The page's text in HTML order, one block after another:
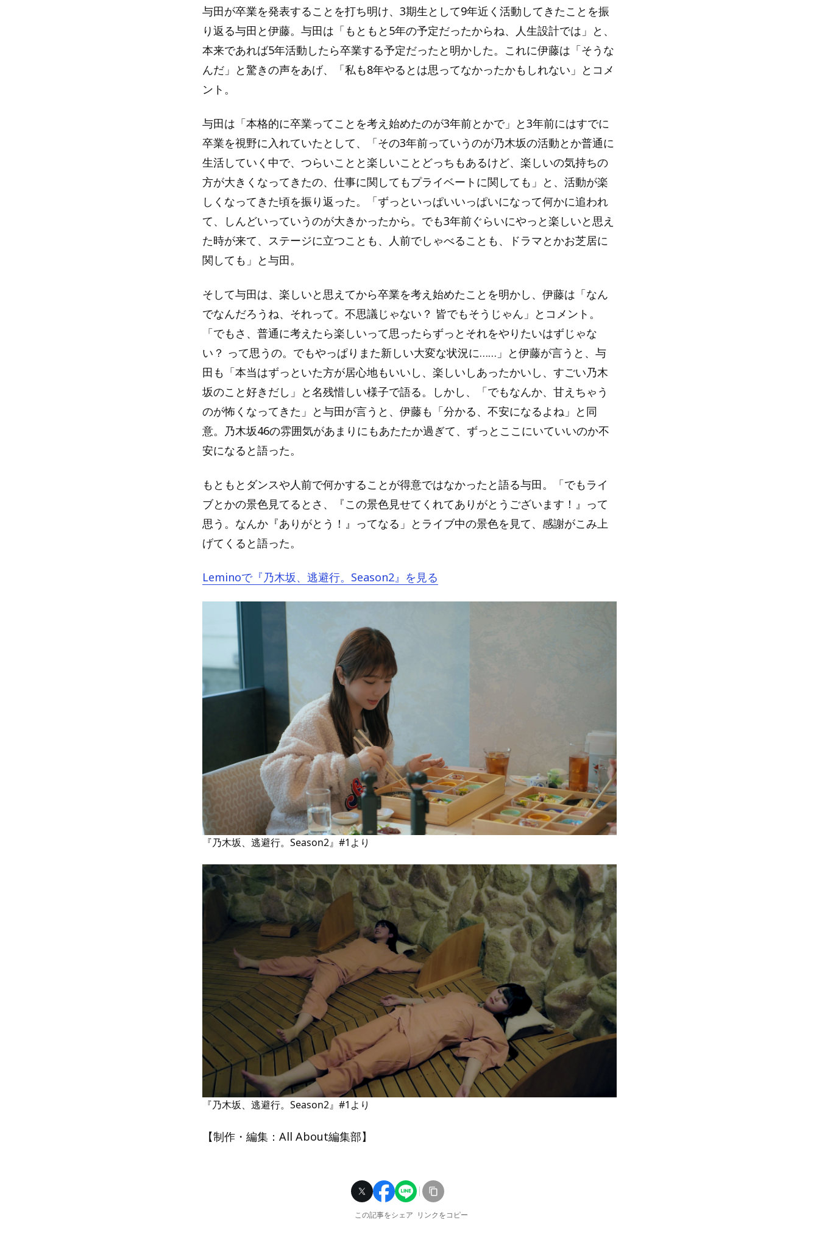
与田が卒業を発表することを打ち明け、3期生として9年近く活動してきたことを振
り返る与田と伊藤。与田は「もともと5年の予定だったからね、人生設計では」と、
本来であれば5年活動したら卒業する予定だったと明かした。これに伊藤は「そうな
んだ」と驚きの声をあげ、「私も8年やるとは思ってなかったかもしれない」とコメ
ント。
与田は「本格的に卒業ってことを考え始めたのが3年前とかで」と3年前にはすでに
卒業を視野に入れていたとして、「その3年前っていうのが乃木坂の活動とか普通に
生活していく中で、つらいことと楽しいことどっちもあるけど、楽しいの気持ちの
方が大きくなってきたの、仕事に関してもプライベートに関しても」と、活動が楽
しくなってきた頃を振り返った。「ずっといっぱいいっぱいになって何かに追われ
て、しんどいっていうのが大きかったから。でも3年前ぐらいにやっと楽しいと思え
た時が来て、ステージに立つことも、人前でしゃべることも、ドラマとかお芝居に
関しても」と与田。
そして与田は、楽しいと思えてから卒業を考え始めたことを明かし、伊藤は「なん
でなんだろうね、それって。不思議じゃない？ 皆でもそうじゃん」とコメント。
「でもさ、普通に考えたら楽しいって思ったらずっとそれをやりたいはずじゃな
い？ って思うの。でもやっぱりまた新しい大変な状況に……」と伊藤が言うと、与
田も「本当はずっといた方が居心地もいいし、楽しいしあったかいし、すごい乃木
坂のこと好きだし」と名残惜しい様子で語る。しかし、「でもなんか、甘えちゃう
のが怖くなってきた」と与田が言うと、伊藤も「分かる、不安になるよね」と同
意。乃木坂46の雰囲気があまりにもあたたか過ぎて、ずっとここにいていいのか不
安になると語った。
もともとダンスや人前で何かすることが得意ではなかったと語る与田。「でもライ
ブとかの景色見てるとさ、『この景色見せてくれてありがとうございます！』って
思う。なんか『ありがとう！』ってなる」とライブ中の景色を見て、感謝がこみ上
げてくると語った。
Leminoで『乃木坂、逃避行。Season2』を見る
『乃木坂、逃避行。Season2』#1より
『乃木坂、逃避行。Season2』#1より
【制作・編集：All About編集部】
この記事をシェア リンクをコピー